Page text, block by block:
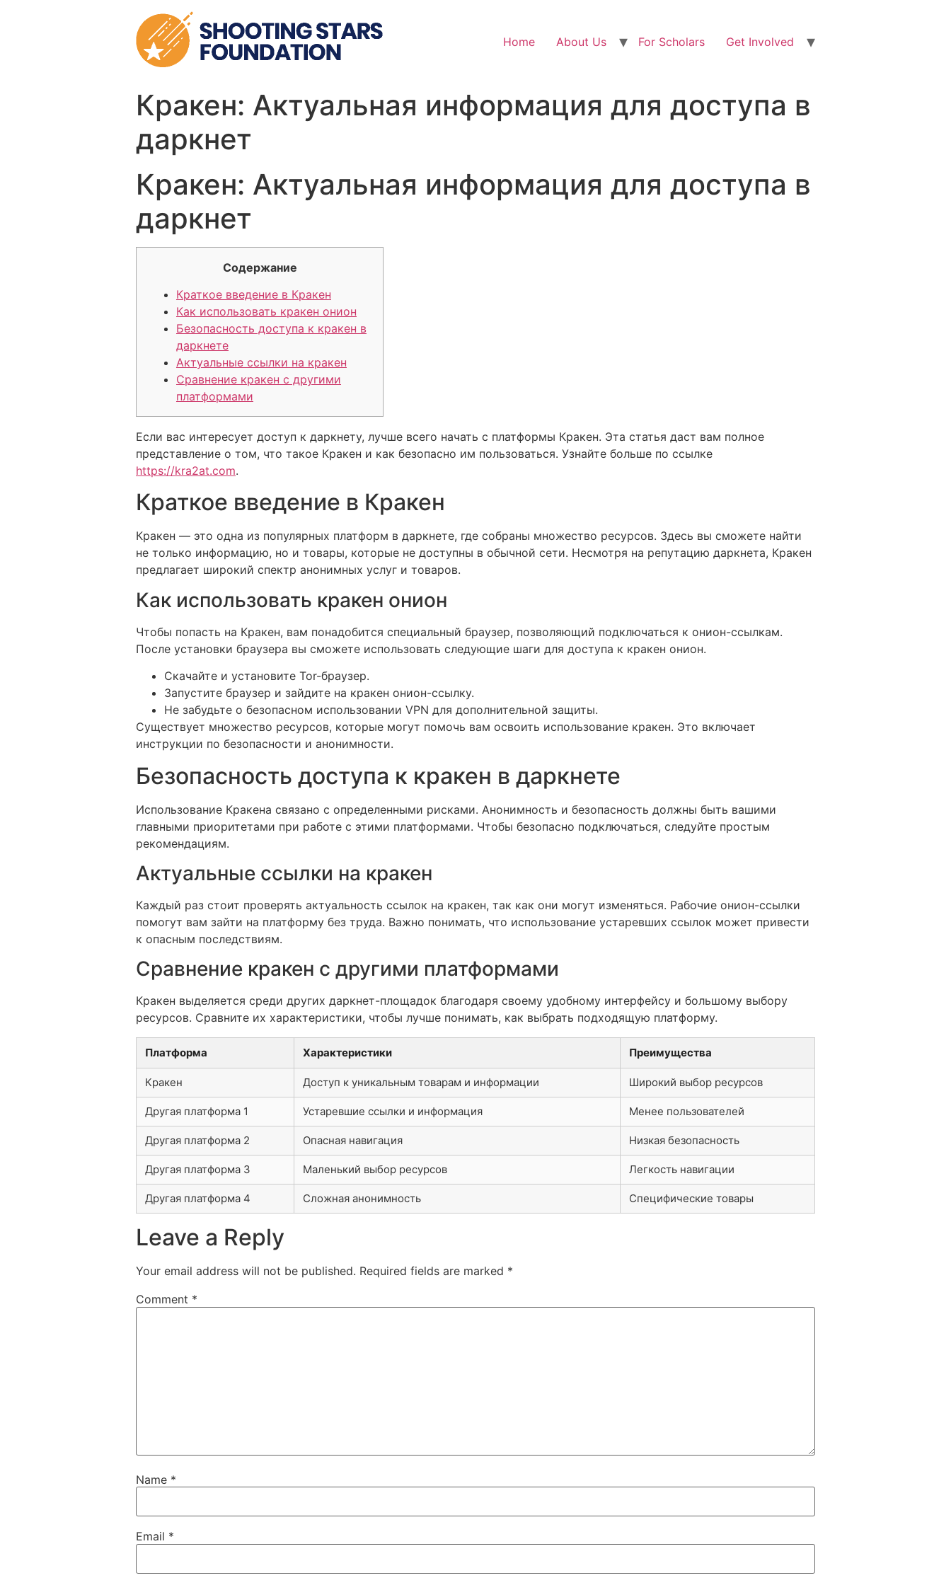
Home About Us For Scholars Get Involved
Кракен: Актуальная информация для доступа в
даркнет
Кракен: Актуальная информация для доступа в
даркнет
Содержание
Краткое введение в Кракен
Как использовать кракен онион
Безопасность доступа к кракен в
даркнете
Актуальные ссылки на кракен
Сравнение кракен с другими
платформами
Если вас интересует доступ к даркнету, лучше всего начать с платформы Кракен. Эта статья даст вам полное
представление о том, что такое Кракен и как безопасно им пользоваться. Узнайте больше по ссылке
https://kra2at.com.
Краткое введение в Кракен
Кракен — это одна из популярных платформ в даркнете, где собраны множество ресурсов. Здесь вы сможете найти
не только информацию, но и товары, которые не доступны в обычной сети. Несмотря на репутацию даркнета, Кракен
предлагает широкий спектр анонимных услуг и товаров.
Как использовать кракен онион
Чтобы попасть на Кракен, вам понадобится специальный браузер, позволяющий подключаться к онион-ссылкам.
После установки браузера вы сможете использовать следующие шаги для доступа к кракен онион.
Скачайте и установите Tor-браузер.
Запустите браузер и зайдите на кракен онион-ссылку.
Не забудьте о безопасном использовании VPN для дополнительной защиты.
Существует множество ресурсов, которые могут помочь вам освоить использование кракен. Это включает
инструкции по безопасности и анонимности.
Безопасность доступа к кракен в даркнете
Использование Кракена связано с определенными рисками. Анонимность и безопасность должны быть вашими
главными приоритетами при работе с этими платформами. Чтобы безопасно подключаться, следуйте простым
рекомендациям.
Актуальные ссылки на кракен
Каждый раз стоит проверять актуальность ссылок на кракен, так как они могут изменяться. Рабочие онион-ссылки
помогут вам зайти на платформу без труда. Важно понимать, что использование устаревших ссылок может привести
к опасным последствиям.
Сравнение кракен с другими платформами
Кракен выделяется среди других даркнет-площадок благодаря своему удобному интерфейсу и большому выбору
ресурсов. Сравните их характеристики, чтобы лучше понимать, как выбрать подходящую платформу.
Платформа Характеристики Преимущества
Кракен Доступ к уникальным товарам и информации Широкий выбор ресурсов
Другая платформа 1 Устаревшие ссылки и информация Менее пользователей
Другая платформа 2 Опасная навигация Низкая безопасность
Другая платформа 3 Маленький выбор ресурсов Легкость навигации
Другая платформа 4 Сложная анонимность Специфические товары
Leave a Reply
Your email address will not be published. Required fields are marked *
Comment *
Name *
Email *